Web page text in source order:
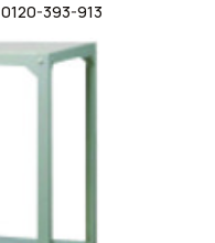
0120-393-913